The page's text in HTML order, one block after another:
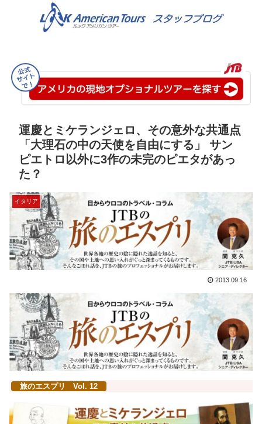
運慶とミケランジェロ、その意外な共通点
「大理石の中の天使を自由にする」 サン
ピエトロ以外に3作の未完のピエタがあっ
た？
イタリア
2013.09.16
旅のエスプリ Vol. 12